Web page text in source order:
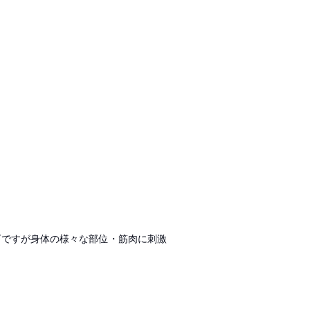
すが身体の様々な部位・筋肉に刺激